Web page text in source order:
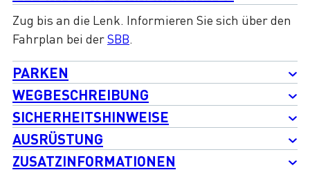
Zug bis an die Lenk. Informieren Sie sich über den
Fahrplan bei derSBB.
PARKEN
WEGBESCHREIBUNG
SICHERHEITSHINWEISE
AUSRÜSTUNG
ZUSATZINFORMATIONEN